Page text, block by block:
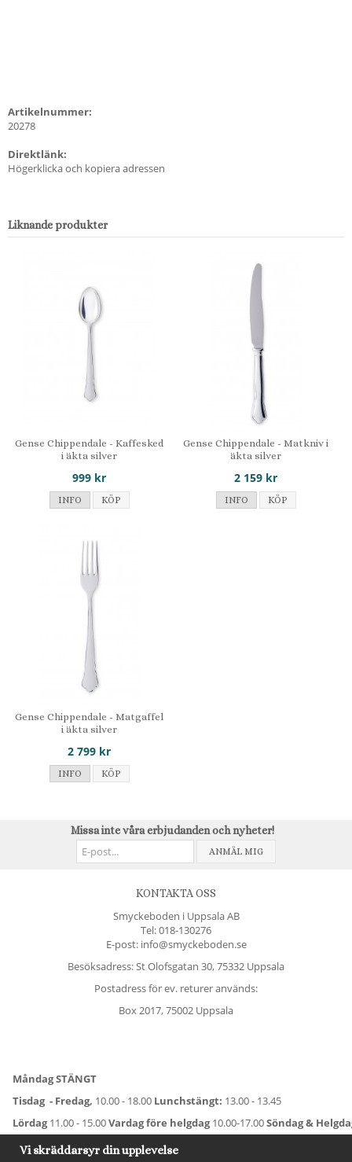
Artikelnummer:
20278
Direktlänk:
Högerklicka och kopiera adressen
Liknande produkter
Gense Chippendale - Kaffesked
i äkta silver
999 kr
INFO KÖP
Gense Chippendale - Matkniv i
äkta silver
2 159 kr
INFO KÖP
Gense Chippendale - Matgaffel
i äkta silver
2 799 kr
INFO KÖP
Missa inte våra erbjudanden och nyheter!
ANMÄL MIG
KONTAKTA OSS
Smyckeboden i Uppsala AB
Tel:018-130276
E-post: info@smyckeboden.se
Besöksadress: St Olofsgatan 30, 75332 Uppsala
Postadress för ev. returer används:
Box 2017, 75002 Uppsala
Måndag STÄNGT
Tisdag - Fredag, 10.00 - 18.00 Lunchstängt: 13.00 - 13.45
Lördag11.00 - 15.00Vardag före helgdag10.00-17.00Söndag &
För avvikande öppettider:Titta här
Vi skräddarsyr din upplevelse